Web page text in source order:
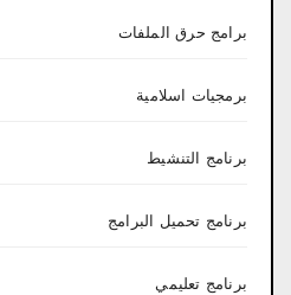
برامج حرق الملفات
برمجيات اسلامية
برنامج التنشيط
برنامج تحميل البرامج
برنامج تعليمي